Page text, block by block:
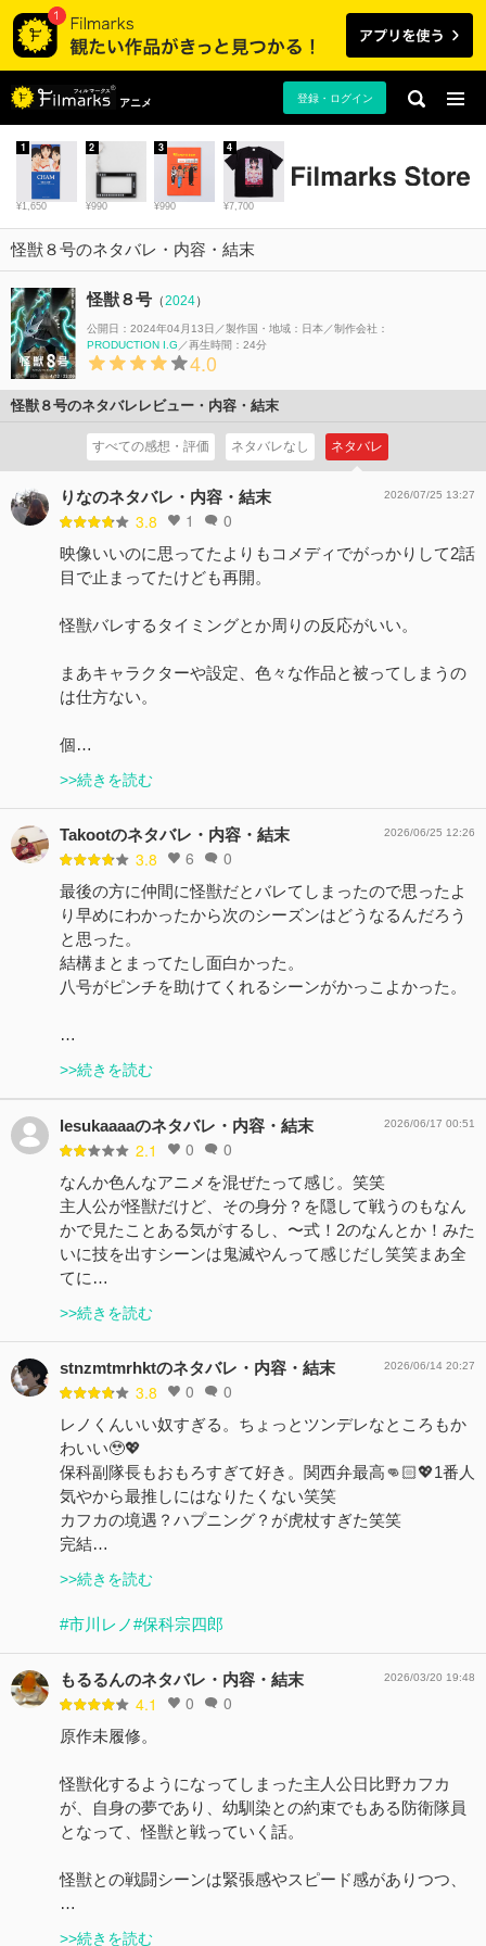
アニメ 登録・ログイン
¥1,650
1
¥990
2
¥990
3
¥7,700
4
怪獣８号のネタバレ・内容・結末
怪獣８号 （2024）
公開日：2024年04月13日 製作国・地域： 日本
制作会社：
PRODUCTION I.G
再生時間：24分
4.0
怪獣８号のネタバレレビュー・内容・結末
すべての感想・評価 ネタバレなし ネタバレ
りなのネタバレ・内容・結末
3.8 1 0
2026/07/25 13:27
映像いいのに思ってたよりもコメディでがっかりして2話
目で止まってたけども再開。
怪獣バレするタイミングとか周りの反応がいい。
まあキャラクターや設定、色々な作品と被ってしまうの
は仕方ない。
個…
>>続きを読む
Takootのネタバレ・内容・結末
3.8 6 0
2026/06/25 12:26
最後の方に仲間に怪獣だとバレてしまったので思ったよ
り早めにわかったから次のシーズンはどうなるんだろう
と思った。
結構まとまってたし面白かった。
八号がピンチを助けてくれるシーンがかっこよかった。
…
>>続きを読む
lesukaaaaのネタバレ・内容・結末
2.1 0 0
2026/06/17 00:51
なんか色んなアニメを混ぜたって感じ。笑笑
主人公が怪獣だけど、その身分？を隠して戦うのもなん
かで見たことある気がするし、〜式！2のなんとか！みた
いに技を出すシーンは鬼滅やんって感じだし笑笑まあ全
てに…
>>続きを読む
stnzmtmrhktのネタバレ・内容・結末
3.8 0 0
2026/06/14 20:27
レノくんいい奴すぎる。ちょっとツンデレなところもか
わいい🥹💖
保科副隊長もおもろすぎて好き。関西弁最高👊🏻💖1番人
気やから最推しにはなりたくない笑笑
カフカの境遇？ハプニング？が虎杖すぎた笑笑
完結…
>>続きを読む
#市川レノ#保科宗四郎
もるるんのネタバレ・内容・結末
4.1 0 0
2026/03/20 19:48
原作未履修。
怪獣化するようになってしまった主人公日比野カフカ
が、自身の夢であり、幼馴染との約束でもある防衛隊員
となって、怪獣と戦っていく話。
怪獣との戦闘シーンは緊張感やスピード感がありつつ、
…
>>続きを読む